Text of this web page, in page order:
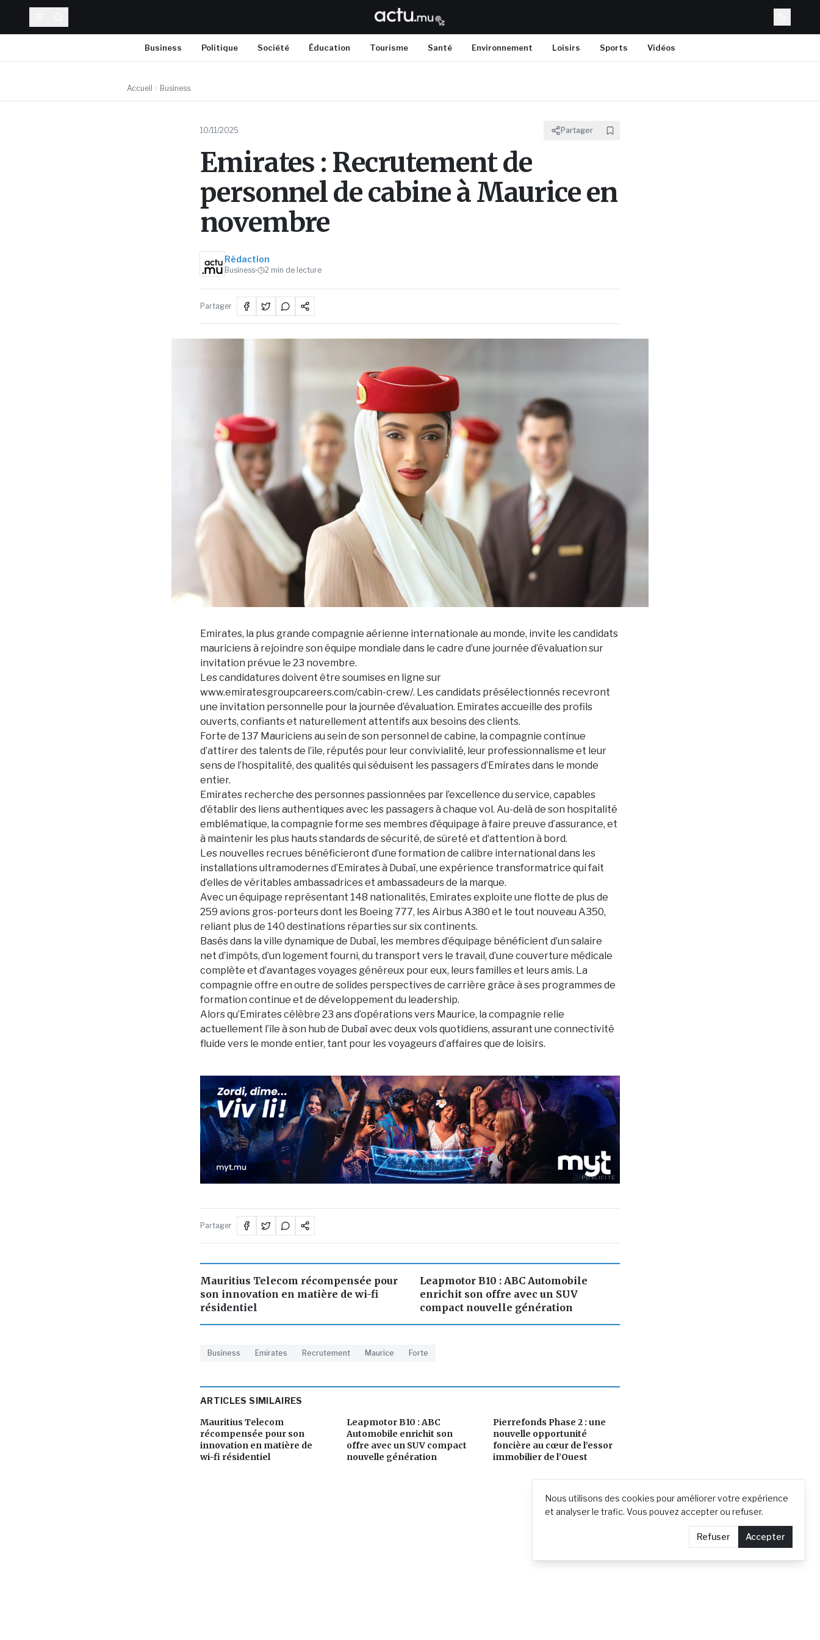
Business Politique Société Éducation Tourisme Santé Environnement Loisirs Sports Vidéos
Nous utilisons des cookies pour améliorer votre expérience
et analyser le trafic. Vous pouvez accepter ou refuser.
Refuser Accepter
Accueil Business
10/11/2025 Partager
Emirates : Recrutement de
personnel de cabine à Maurice en
novembre
Rédaction
Business 2 min de lecture
Partager
Emirates, la plus grande compagnie aérienne internationale au monde, invite les candidats
mauriciens à rejoindre son équipe mondiale dans le cadre d’une journée d’évaluation sur
invitation prévue le 23 novembre.
Les candidatures doivent être soumises en ligne sur
www.emiratesgroupcareers.com/cabin-crew/. Les candidats présélectionnés recevront
une invitation personnelle pour la journée d’évaluation. Emirates accueille des profils
ouverts, confiants et naturellement attentifs aux besoins des clients.
Forte de 137 Mauriciens au sein de son personnel de cabine, la compagnie continue
d’attirer des talents de l’île, réputés pour leur convivialité, leur professionnalisme et leur
sens de l’hospitalité, des qualités qui séduisent les passagers d’Emirates dans le monde
entier.
Emirates recherche des personnes passionnées par l’excellence du service, capables
d’établir des liens authentiques avec les passagers à chaque vol. Au-delà de son hospitalité
emblématique, la compagnie forme ses membres d’équipage à faire preuve d’assurance, et
à maintenir les plus hauts standards de sécurité, de sûreté et d’attention à bord.
Les nouvelles recrues bénéficieront d’une formation de calibre international dans les
installations ultramodernes d’Emirates à Dubaï, une expérience transformatrice qui fait
d’elles de véritables ambassadrices et ambassadeurs de la marque.
Avec un équipage représentant 148 nationalités, Emirates exploite une flotte de plus de
259 avions gros-porteurs dont les Boeing 777, les Airbus A380 et le tout nouveau A350,
reliant plus de 140 destinations réparties sur six continents.
Basés dans la ville dynamique de Dubaï, les membres d’équipage bénéficient d’un salaire
net d’impôts, d’un logement fourni, du transport vers le travail, d’une couverture médicale
complète et d’avantages voyages généreux pour eux, leurs familles et leurs amis. La
compagnie offre en outre de solides perspectives de carrière grâce à ses programmes de
formation continue et de développement du leadership.
Alors qu’Emirates célèbre 23 ans d’opérations vers Maurice, la compagnie relie
actuellement l’île à son hub de Dubaï avec deux vols quotidiens, assurant une connectivité
fluide vers le monde entier, tant pour les voyageurs d’affaires que de loisirs.
PUBLICITÉ
Partager
Mauritius Telecom récompensée pour
son innovation en matière de wi-fi
résidentiel
Leapmotor B10 : ABC Automobile
enrichit son offre avec un SUV
compact nouvelle génération
Business Emirates Recrutement Maurice Forte
ARTICLES SIMILAIRES
Mauritius Telecom
récompensée pour son
innovation en matière de
wi-fi résidentiel
Leapmotor B10 : ABC
Automobile enrichit son
offre avec un SUV compact
nouvelle génération
Pierrefonds Phase 2 : une
nouvelle opportunité
foncière au cœur de l’essor
immobilier de l’Ouest